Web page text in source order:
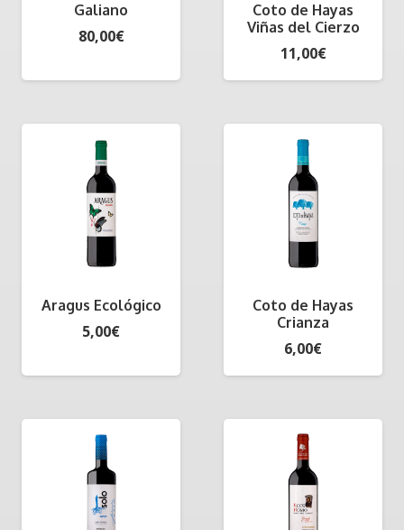
Galiano
80,00€
Coto de Hayas
Viñas del Cierzo
11,00€
Aragus Ecológico
5,00€
Coto de Hayas
Crianza
6,00€